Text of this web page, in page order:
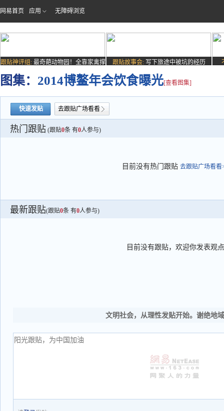
网易首页 应用 无障碍浏览
跟贴神评组: 最奇葩动物园！全靠家禽撑
跟贴故事会: 写下旅途中被坑的经历
图集： 2014博鳌年会饮食曝光[查看图集]
快速发贴 去跟贴广场看看
热门跟贴 (跟贴0条 有0人参与)
目前没有热门跟贴 去跟贴广场看看
最新跟贴(跟贴0条 有0人参与)
目前没有跟贴，欢迎你发表观点
文明社会，从理性发贴开始。谢绝地